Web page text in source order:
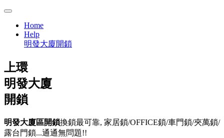
Home
Help
明發大廈開鎖
上環
明發大廈
開鎖
明發大廈區開鎖換鎖最可靠, 家居鎖/OFFICE鎖/車門鎖/夾萬鎖/
露台門鎖...通通無問題!!